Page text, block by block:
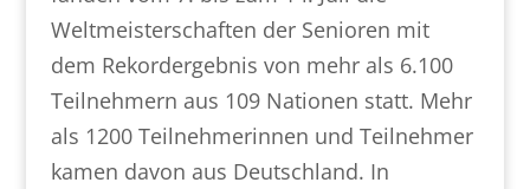
Weltmeisterschaften der Senioren mit
dem Rekordergebnis von mehr als 6.100
Teilnehmern aus 109 Nationen statt. Mehr
als 1200 Teilnehmerinnen und Teilnehmer
kamen davon aus Deutschland. In